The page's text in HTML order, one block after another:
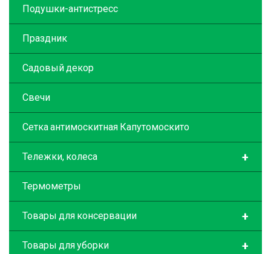
Подушки-антистресс
Праздник
Садовый декор
Свечи
Сетка антимоскитная Капутомоскито
+
Тележки, колеса
Термометры
+
Товары для консервации
+
Товары для уборки